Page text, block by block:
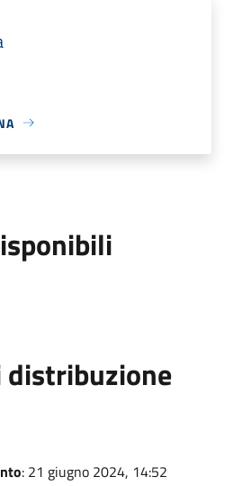
distribuzione
: 21 giugno 2024, 14:52